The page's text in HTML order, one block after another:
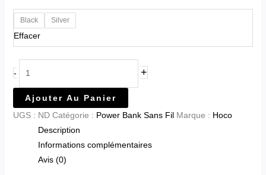
Black Silver
Effacer
- +
Ajouter Au Panier
UGS : ND Catégorie : Power Bank Sans Fil Marque : Hoco
Description
Informations complémentaires
Avis (0)